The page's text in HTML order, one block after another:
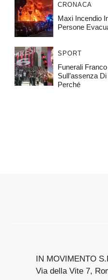
CRONACA
Maxi Incendio
Persone
SPORT
Funerali
Sull’assenza
Perché
IN MOVIMENTO
Via della Vite 7,